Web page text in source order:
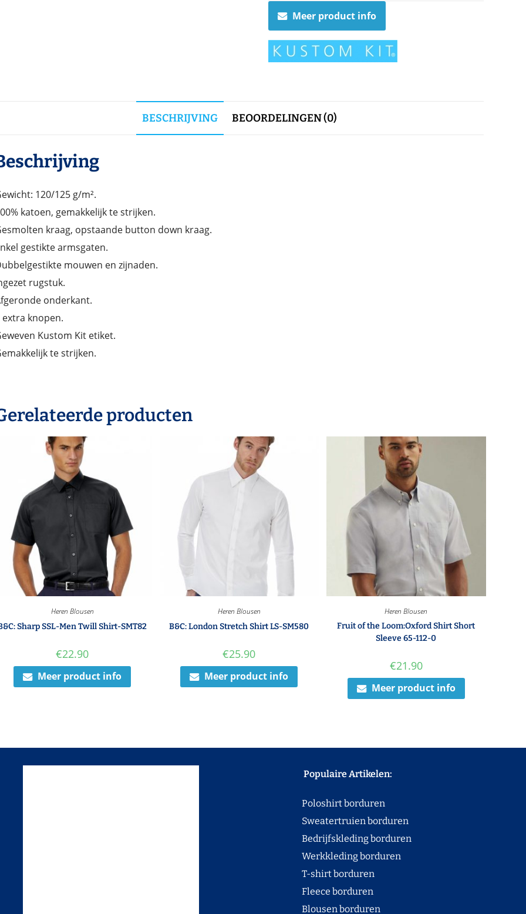
Meer product info
BESCHRIJVING BEOORDELINGEN (0)
120/125 g/m².
katoen, gemakkelijk te strijken.
kraag, opstaande button down kraag.
gestikte armsgaten.
mouwen en zijnaden.
rugstuk.
onderkant.
extra knopen.
Kustom Kit etiket.
te strijken.
producten
Heren Blousen
Sharp SSL-Men Twill Shirt-SMT82
€22.90
Meer product info
Heren Blousen
B&C: London Stretch Shirt LS-SM580
€25.90
Meer product info
Heren Blousen
Fruit of the Loom:Oxford Shirt Short
Sleeve 65-112-0
€21.90
Meer product info
Populaire Artikelen:
Poloshirt borduren
Sweatertruien borduren
Bedrijfskleding borduren
Werkkleding borduren
T-shirt borduren
Fleece borduren
Blousen borduren